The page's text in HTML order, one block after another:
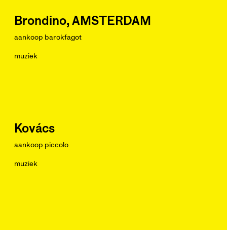
Brondino, AMSTERDAM
aankoop barokfagot
muziek
Kovács
aankoop piccolo
muziek